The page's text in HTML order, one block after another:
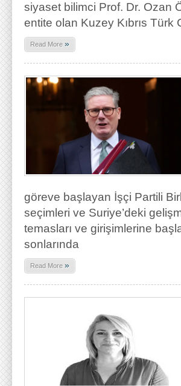
siyaset bilimci Prof. Dr. Ozan
entite olan Kuzey Kıbrıs
Read More »
göreve başlayan İşçi Partili
seçimleri ve Suriye’deki
temasları ve girişimlerine
sonlarında
Read More »